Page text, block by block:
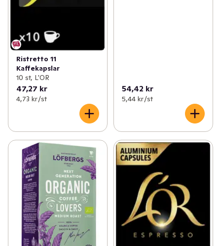
Ristretto 11
Kaffekapslar
10 st, L'OR
47,27 kr
4,73 kr /st
54,42 kr
5,44 kr /st